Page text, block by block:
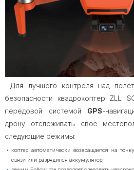
Для лучшего контроля над
безопасности квадрокоптер ZLL
передовой системой GPS-
дрону отслеживать свое
следующие режимы:
коптер автоматически возвращается на
связи или разрядился аккумулятор;